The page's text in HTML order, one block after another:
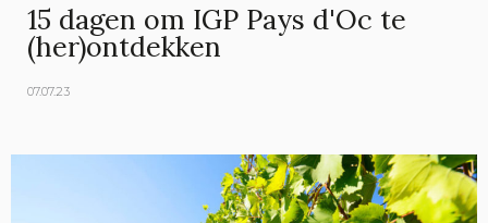
15 dagen om IGP Pays d'Oc te
(her)ontdekken
07.07.23